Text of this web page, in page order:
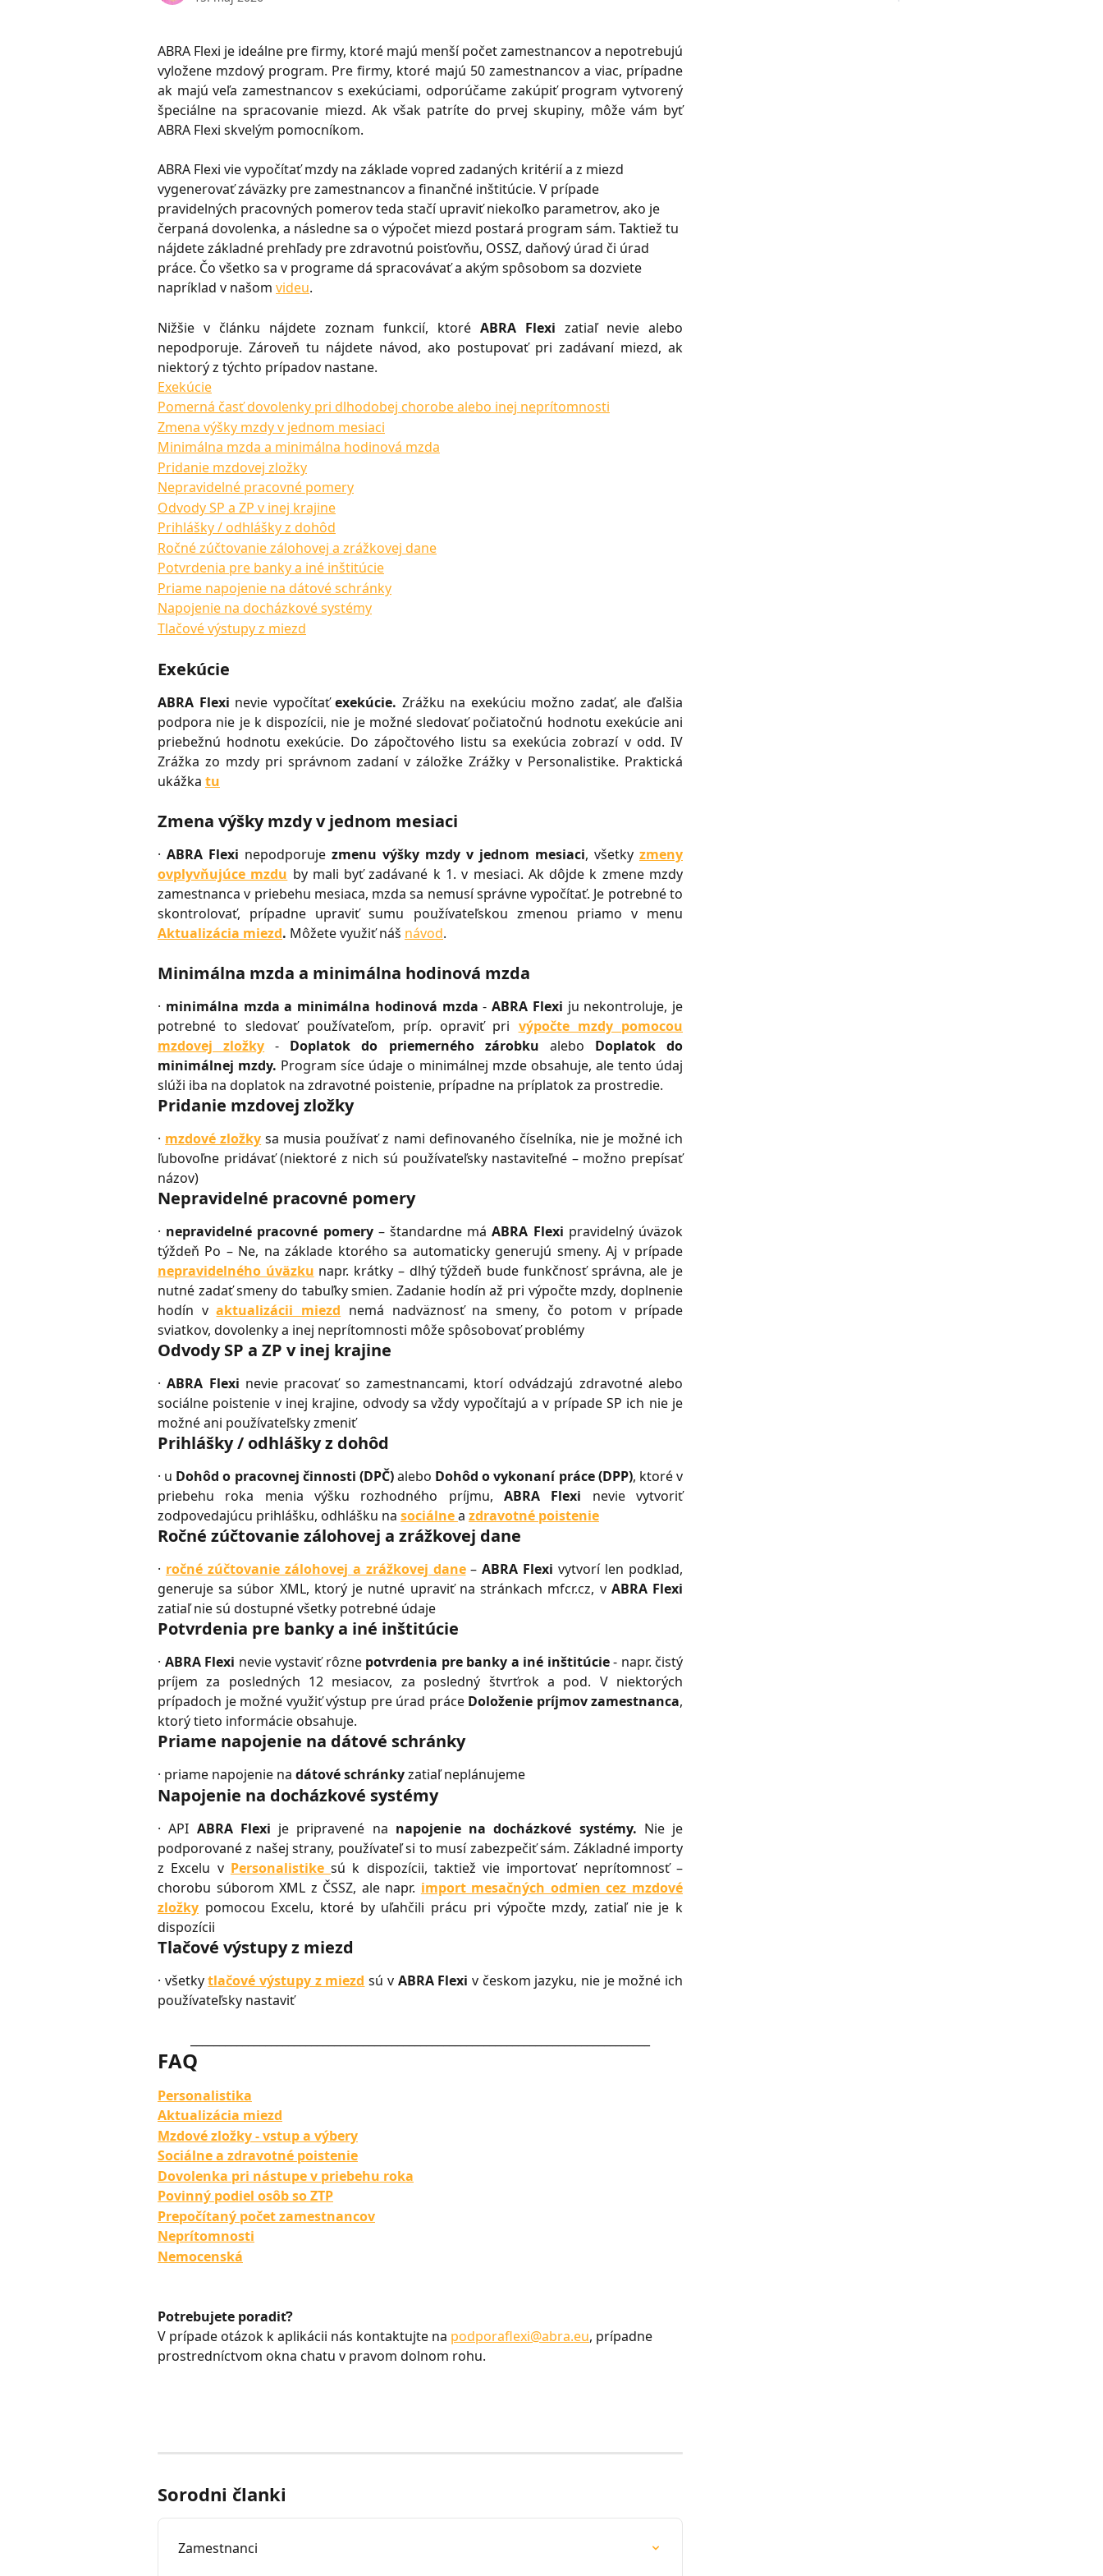
ABRA Flexi je ideálne pre firmy, ktoré majú menší počet zamestnancov a nepotrebujú
vyložene mzdový program. Pre firmy, ktoré majú 50 zamestnancov a viac, prípadne
ak majú veľa zamestnancov s exekúciami, odporúčame zakúpiť program vytvorený
špeciálne na spracovanie miezd. Ak však patríte do prvej skupiny, môže vám byť
ABRA Flexi skvelým pomocníkom.
ABRA Flexi vie vypočítať mzdy na základe vopred zadaných kritérií a z miezd
vygenerovať záväzky pre zamestnancov a finančné inštitúcie. V prípade
pravidelných pracovných pomerov teda stačí upraviť niekoľko parametrov, ako je
čerpaná dovolenka, a následne sa o výpočet miezd postará program sám. Taktiež tu
nájdete základné prehľady pre zdravotnú poisťovňu, OSSZ, daňový úrad či úrad
práce. Čo všetko sa v programe dá spracovávať a akým spôsobom sa dozviete
napríklad v našom videu.
Nižšie v článku nájdete zoznam funkcií, ktoré ABRA Flexi zatiaľ nevie alebo
nepodporuje. Zároveň tu nájdete návod, ako postupovať pri zadávaní miezd, ak
niektorý z týchto prípadov nastane.
Exekúcie
Pomerná časť dovolenky pri dlhodobej chorobe alebo inej neprítomnosti
Zmena výšky mzdy v jednom mesiaci
Minimálna mzda a minimálna hodinová mzda
Pridanie mzdovej zložky
Nepravidelné pracovné pomery
Odvody SP a ZP v inej krajine
Prihlášky / odhlášky z dohôd
Ročné zúčtovanie zálohovej a zrážkovej dane
Potvrdenia pre banky a iné inštitúcie
Priame napojenie na dátové schránky
Napojenie na docházkové systémy
Tlačové výstupy z miezd
Exekúcie
ABRA Flexi nevie vypočítaťexekúcie. Zrážku na exekúciu možno zadať, ale ďalšia
podpora nie je k dispozícii, nie je možné sledovať počiatočnú hodnotu exekúcie ani
priebežnú hodnotu exekúcie. Do zápočtového listu sa exekúcia zobrazí v odd. IV
Zrážka zo mzdy pri správnom zadaní v záložke Zrážky v Personalistike. Praktická
ukážka tu
Zmena výšky mzdy v jednom mesiaci
· ABRA Flexi nepodporuje zmenu výšky mzdy v jednom mesiaci, všetky zmeny
ovplyvňujúce mzdu by mali byť zadávané k 1. v mesiaci. Ak dôjde k zmene mzdy
zamestnanca v priebehu mesiaca, mzda sa nemusí správne vypočítať. Je potrebné to
skontrolovať, prípadne upraviť sumu používateľskou zmenou priamo v menu
Aktualizácia miezd. Môžete využiť náš návod.
Minimálna mzda a minimálna hodinová mzda
· minimálna mzda a minimálna hodinová mzda - ABRA Flexi ju nekontroluje, je
potrebné to sledovať používateľom, príp. opraviť pri výpočte mzdy pomocou
mzdovej zložky - Doplatok do priemerného zárobku alebo Doplatok do
minimálnej mzdy. Program síce údaje o minimálnej mzde obsahuje, ale tento údaj
slúži iba na doplatok na zdravotné poistenie, prípadne na príplatok za prostredie.
Pridanie mzdovej zložky
· mzdové zložky sa musia používať z nami definovaného číselníka, nie je možné ich
ľubovoľne pridávať (niektoré z nich sú používateľsky nastaviteľné – možno prepísať
názov)
Nepravidelné pracovné pomery
· nepravidelné pracovné pomery– štandardne máABRA Flexi pravidelný úväzok
týždeň Po – Ne, na základe ktorého sa automaticky generujú smeny. Aj v prípade
nepravidelného úväzku napr. krátky – dlhý týždeň bude funkčnosť správna, ale je
nutné zadať smeny do tabuľky smien. Zadanie hodín až pri výpočte mzdy, doplnenie
hodín vaktualizácii miezd nemá nadväznosť na smeny, čo potom v prípade
sviatkov, dovolenky a inej neprítomnosti môže spôsobovať problémy
Odvody SP a ZP v inej krajine
·ABRA Flexi nevie pracovať so zamestnancami, ktorí odvádzajú zdravotné alebo
sociálne poistenie v inej krajine, odvody sa vždy vypočítajú a v prípade SP ich nie je
možné ani používateľsky zmeniť
Prihlášky / odhlášky z dohôd
· u Dohôd o pracovnej činnosti (DPČ)alebo Dohôd o vykonaní práce (DPP), ktoré v
priebehu roka menia výšku rozhodného príjmu, ABRA Flexi nevie vytvoriť
zodpovedajúcu prihlášku, odhlášku na sociálnea zdravotné poistenie
Ročné zúčtovanie zálohovej a zrážkovej dane
· ročné zúčtovanie zálohovej a zrážkovej dane–ABRA Flexi vytvorí len podklad,
generuje sa súbor XML, ktorý je nutné upraviť na stránkach mfcr.cz, v ABRA Flexi
zatiaľ nie sú dostupné všetky potrebné údaje
Potvrdenia pre banky a iné inštitúcie
· ABRA Flexi nevie vystaviť rôzne potvrdenia pre banky a iné inštitúcie- napr. čistý
príjem za posledných 12 mesiacov, za posledný štvrťrok a pod. V niektorých
prípadoch je možné využiť výstup pre úrad práce Doloženie príjmov zamestnanca,
ktorý tieto informácie obsahuje.
Priame napojenie na dátové schránky
· priame napojenie na dátové schránkyzatiaľ neplánujeme
Napojenie na docházkové systémy
· API ABRA Flexi je pripravené na napojenie na docházkové systémy. Nie je
podporované z našej strany, používateľ si to musí zabezpečiť sám. Základné importy
z Excelu v Personalistikesú k dispozícii, taktiež vie importovať neprítomnosť –
chorobu súborom XML z ČSSZ, ale napr. import mesačných odmien cez mzdové
zložky pomocou Excelu, ktoré by uľahčili prácu pri výpočte mzdy, zatiaľ nie je k
dispozícii
Tlačové výstupy z miezd
· všetkytlačové výstupy z miezd sú v ABRA Flexi v českom jazyku, nie je možné ich
používateľsky nastaviť
FAQ
Personalistika
Aktualizácia miezd
Mzdové zložky - vstup a výbery
Sociálne a zdravotné poistenie
Dovolenka pri nástupe v priebehu roka
Povinný podiel osôb so ZTP
Prepočítaný počet zamestnancov
Neprítomnosti
Nemocenská
Potrebujete poradiť?
V prípade otázok k aplikácii nás kontaktujte na podporaflexi@abra.eu, prípadne
prostredníctvom okna chatu v pravom dolnom rohu.
Sorodni članki
Zamestnanci